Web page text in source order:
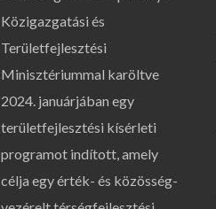
Közigazgatási és
Területfejlesztési
Minisztériummal karöltve
2024. januárjában egy
területfejlesztési kísérleti
programot indított, amely
célja egy érték- és közösség-